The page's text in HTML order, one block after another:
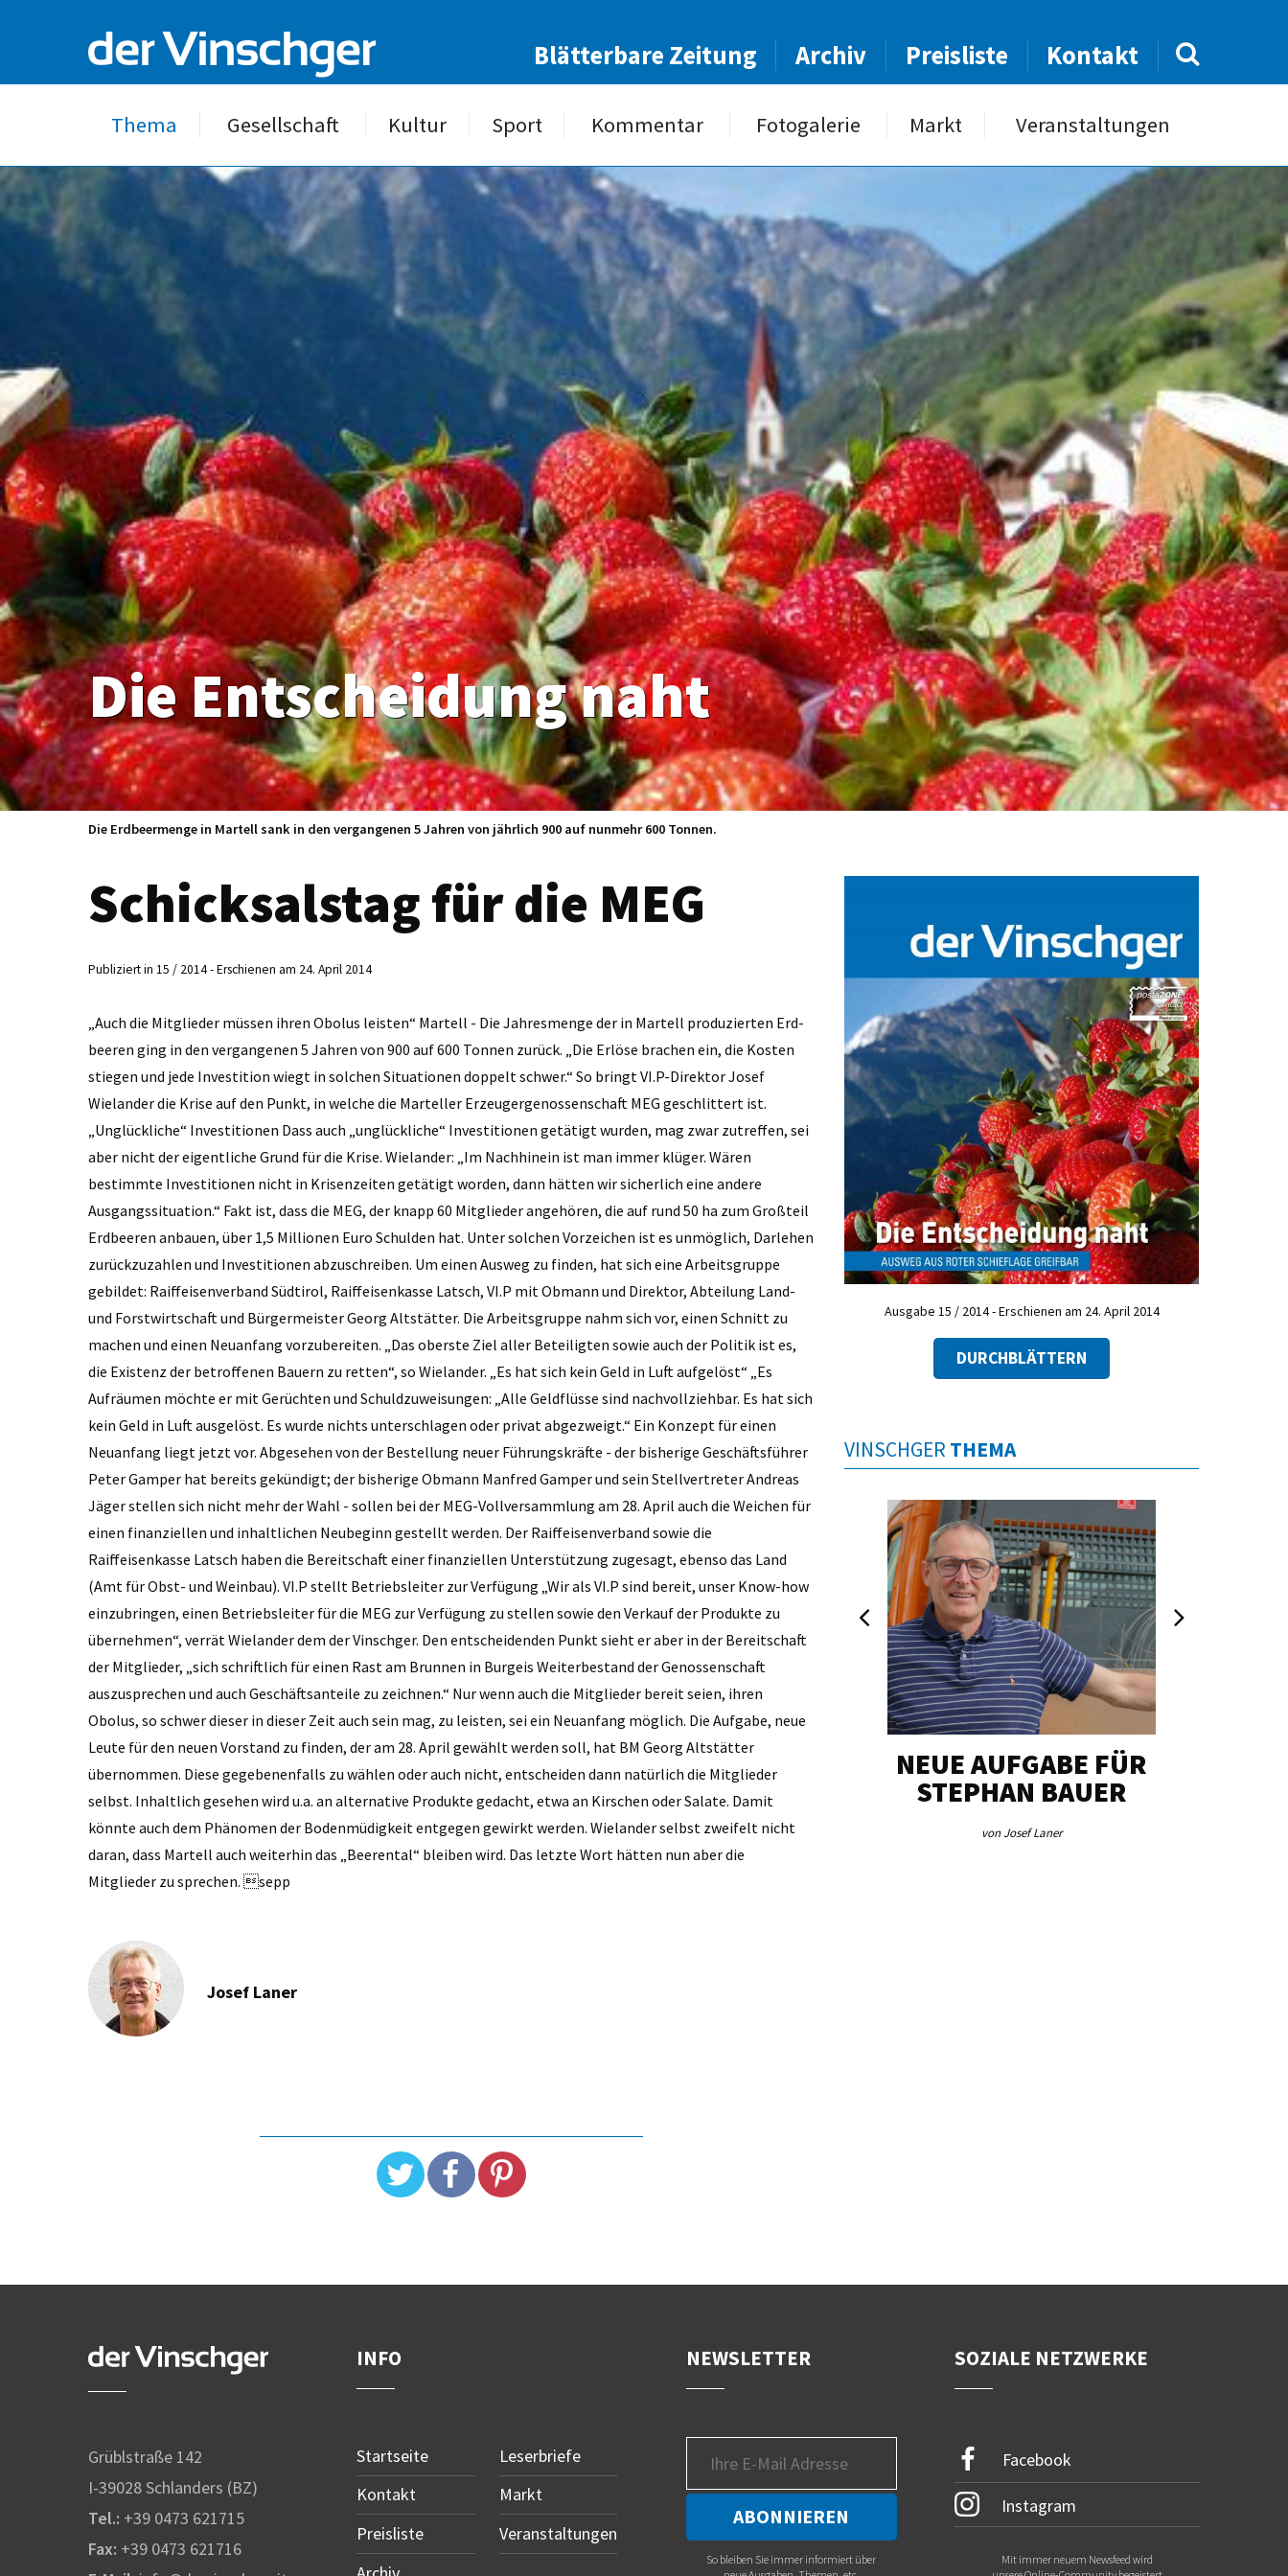
Blätterbare Zeitung Archiv Preisliste Kontakt
Thema Gesellschaft Kultur Sport Kommentar Fotogalerie Markt Veranstaltungen
Die Entscheidung naht
Die Erdbeermenge in Martell sank in den vergangenen 5 Jahren von jährlich 900 auf nunmehr 600 Tonnen.
Schicksalstag für die MEG
Publiziert in 15 / 2014 - Erschienen am 24. April 2014
„Auch die Mitglieder müssen ihren Obolus leisten“ Martell - Die Jahresmenge der in Martell produzierten Erd­
beeren ging in den vergangenen 5 Jahren von 900 auf 600 Tonnen zurück. „Die Erlöse brachen ein, die Kosten
stiegen und jede Investition wiegt in solchen Situationen doppelt schwer.“ So bringt VI.P-Direktor Josef
Wielander die Krise auf den Punkt, in welche die Marteller Erzeugergenossenschaft MEG geschlittert ist.
„Unglückliche“ Investitionen Dass auch „unglückliche“ Investitionen getätigt wurden, mag zwar zutreffen, sei
aber nicht der eigentliche Grund für die Krise. Wielander: „Im Nachhinein ist man immer klüger. Wären
bestimmte Investitionen nicht in Krisenzeiten getätigt worden, dann hätten wir sicherlich eine andere
Ausgangssituation.“ Fakt ist, dass die MEG, der knapp 60 Mitglieder angehören, die auf rund 50 ha zum Großteil
Erdbeeren anbauen, über 1,5 Millionen Euro Schulden hat. Unter solchen Vorzeichen ist es unmöglich, Darlehen
zurückzuzahlen und Investitionen abzuschreiben. Um einen Ausweg zu finden, hat sich eine Arbeitsgruppe
gebildet: Raiffeisenverband Südtirol, Raiffeisenkasse Latsch, VI.P mit Obmann und Direktor, Abteilung Land-
und Forstwirtschaft und Bürgermeister Georg Altstätter. Die Arbeitsgruppe nahm sich vor, einen Schnitt zu
machen und einen Neuanfang vorzubereiten. „Das oberste Ziel aller Beteiligten sowie auch der Politik ist es,
die Existenz der betroffenen Bauern zu retten“, so Wielander. „Es hat sich kein Geld in Luft aufgelöst“ „Es
Aufräumen möchte er mit Gerüchten und Schuldzuweisungen: „Alle Geldflüsse sind nachvollziehbar. Es hat sich
kein Geld in Luft ausgelöst. Es wurde nichts unterschlagen oder privat abgezweigt.“ Ein Konzept für einen
Neuanfang liegt jetzt vor. Abgesehen von der Bestellung neuer Führungskräfte - der bisherige Geschäftsführer
Peter Gamper hat bereits gekündigt; der bisherige Obmann Manfred Gamper und sein Stellvertreter Andreas
Jäger stellen sich nicht mehr der Wahl - sollen bei der MEG-Vollversammlung am 28. April auch die Weichen für
einen finanziellen und inhaltlichen Neubeginn gestellt werden. Der Raiffeisenverband sowie die
Raiffeisenkasse Latsch haben die Bereitschaft einer finanziellen Unterstützung zugesagt, ebenso das Land
(Amt für Obst- und Weinbau). VI.P stellt Betriebsleiter zur Verfügung „Wir als VI.P sind bereit, unser Know-how
einzubringen, einen Betriebsleiter für die MEG zur Verfügung zu stellen sowie den Verkauf der Produkte zu
übernehmen“, verrät Wielander dem der Vinschger. Den entscheidenden Punkt sieht er aber in der Bereitschaft
der Mitglieder, „sich schriftlich für einen ­Rast am Brunnen in Burgeis Weiterbestand der Genossenschaft
auszusprechen und auch Geschäftsanteile zu zeichnen.“ Nur wenn auch die Mitglieder bereit seien, ihren
Obolus, so schwer dieser in dieser Zeit auch sein mag, zu leisten, sei ein Neuanfang möglich. Die Aufgabe, neue
Leute für den neuen Vorstand zu finden, der am 28. April gewählt werden soll, hat BM Georg Altstätter
übernommen. Diese gegebenenfalls zu wählen oder auch nicht, entscheiden dann natürlich die Mitglieder
selbst. Inhaltlich ­gesehen wird u.a. an alternative Produkte gedacht, etwa an Kirschen oder Salate. Damit
könnte auch dem Phänomen der Bodenmüdigkeit entgegen gewirkt werden. Wielander selbst zweifelt nicht
daran, dass Martell auch weiterhin das „Beerental“ bleiben wird. Das letzte Wort hätten nun aber die
Mitglieder zu sprechen. sepp
Josef Laner
Ausgabe 15 / 2014 - Erschienen am 24. April 2014
DURCHBLÄTTERN
VINSCHGER THEMA
NEUE AUFGABE FÜR
STEPHAN BAUER
von Josef Laner
Grüblstraße 142
I-39028 Schlanders (BZ)
Tel.: +39 0473 621715
Fax: +39 0473 621716
INFO
Startseite
Kontakt
Preisliste
Leserbriefe
Markt
Veranstaltungen
NEWSLETTER
So bleiben Sie immer informiert über
SOZIALE NETZWERKE
Facebook
Instagram
Mit immer neuem Newsfeed wird